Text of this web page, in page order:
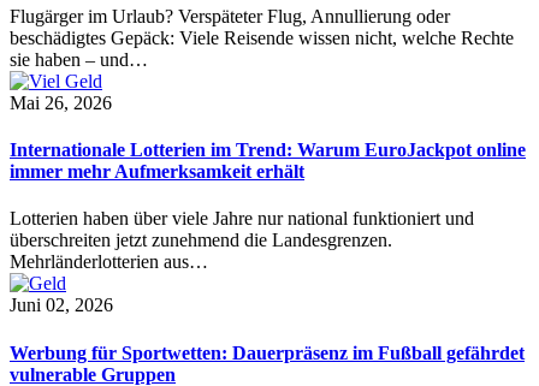
Flugärger im Urlaub? Verspäteter Flug, Annullierung oder
beschädigtes Gepäck: Viele Reisende wissen nicht, welche Rechte
sie haben – und…
Mai 26, 2026
Internationale Lotterien im Trend: Warum EuroJackpot online
immer mehr Aufmerksamkeit erhält
Lotterien haben über viele Jahre nur national funktioniert und
überschreiten jetzt zunehmend die Landesgrenzen.
Mehrländerlotterien aus…
Juni 02, 2026
Werbung für Sportwetten: Dauerpräsenz im Fußball gefährdet
vulnerable Gruppen